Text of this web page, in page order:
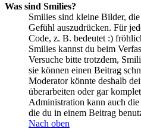
Was sind Smilies?
Smilies sind kleine Bilder,
Gefühl auszudrücken. Für
Code, z. B. bedeutet :)
Smilies kannst du beim
Versuche bitte trotzdem,
sie können einen Beitrag
Moderator könnte deshalb
überarbeiten oder gar
Administration kann auch
die du in einem Beitrag
Nach oben